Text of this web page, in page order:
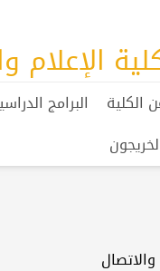
الإعلام
الكلية البرامج
والاتصال